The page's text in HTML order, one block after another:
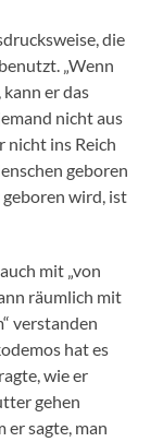
die
„Wenn
er das
nicht aus
nicht ins Reich
geboren
geboren wird, ist
mit „von
räumlich mit
verstanden
hat es
wie er
gehen
er sagte, man